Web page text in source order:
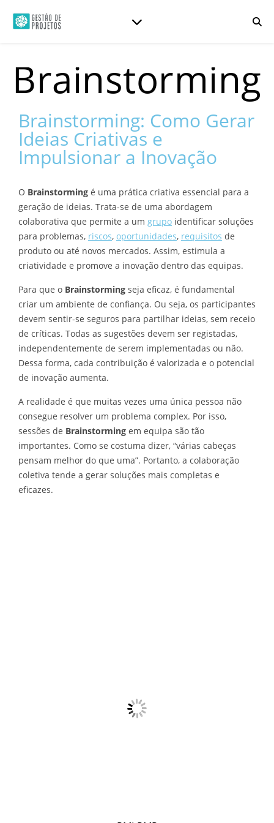
Brainstorming
Brainstorming: Como Gerar
Ideias Criativas e
Impulsionar a Inovação
O Brainstorming é uma prática criativa essencial para a
geração de ideias. Trata-se de uma abordagem
colaborativa que permite a um grupo identificar soluções
para problemas, riscos, oportunidades, requisitos de
produto ou até novos mercados. Assim, estimula a
criatividade e promove a inovação dentro das equipas.
Para que o Brainstorming seja eficaz, é fundamental
criar um ambiente de confiança. Ou seja, os participantes
devem sentir-se seguros para partilhar ideias, sem receio
de críticas. Todas as sugestões devem ser registadas,
independentemente de serem implementadas ou não.
Dessa forma, cada contribuição é valorizada e o potencial
de inovação aumenta.
A realidade é que muitas vezes uma única pessoa não
consegue resolver um problema complex. Por isso,
sessões de Brainstorming em equipa são tão
importantes. Como se costuma dizer, “várias cabeças
pensam melhor do que uma”. Portanto, a colaboração
coletiva tende a gerar soluções mais completas e
eficazes.